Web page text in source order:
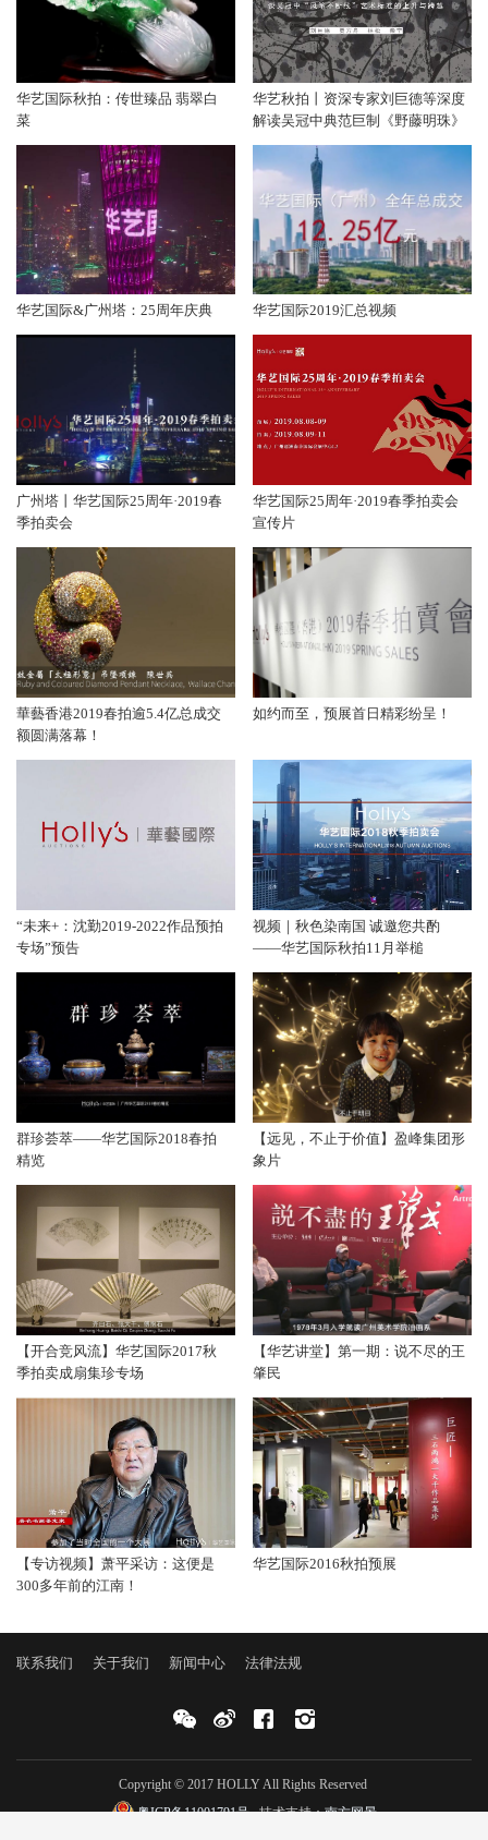
华艺国际秋拍：传世臻品 翡翠白
菜
华艺秋拍丨资深专家刘巨德等深度
解读吴冠中典范巨制《野藤明珠》
华艺国际&广州塔：25周年庆典 华艺国际2019汇总视频
广州塔丨华艺国际25周年·2019春
季拍卖会
华艺国际25周年·2019春季拍卖会
宣传片
華藝香港2019春拍逾5.4亿总成交
额圆满落幕！
如约而至，预展首日精彩纷呈！
“未来+：沈勤2019-2022作品预拍
专场”预告
视频｜秋色染南国 诚邀您共酌
——华艺国际秋拍11月举槌
群珍荟萃——华艺国际2018春拍
精览
【远见，不止于价值】盈峰集团形
象片
【开合竞风流】华艺国际2017秋
季拍卖成扇集珍专场
【华艺讲堂】第一期：说不尽的王
肇民
【专访视频】萧平采访：这便是
300多年前的江南！
华艺国际2016秋拍预展
联系我们 关于我们 新闻中心 法律法规
Copyright © 2017 HOLLY All Rights Reserved
粤ICP备11001791号技术支持：南方网景